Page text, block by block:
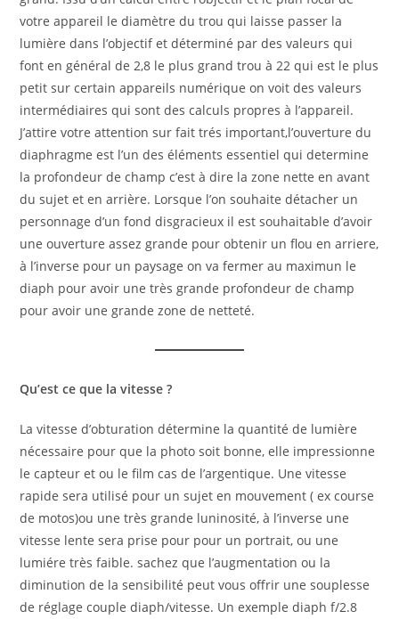
votre appareil le diamètre du trou qui laisse passer la
lumière dans l’objectif et déterminé par des valeurs qui
font en général de 2,8 le plus grand trou à 22 qui est le plus
petit sur certain appareils numérique on voit des valeurs
intermédiaires qui sont des calculs propres à l’appareil.
J’attire votre attention sur fait trés important,l’ouverture du
diaphragme est l’un des éléments essentiel qui determine
la profondeur de champ c’est à dire la zone nette en avant
du sujet et en arrière. Lorsque l’on souhaite détacher un
personnage d’un fond disgracieux il est souhaitable d’avoir
une ouverture assez grande pour obtenir un flou en arriere,
à l’inverse pour un paysage on va fermer au maximun le
diaph pour avoir une très grande profondeur de champ
pour avoir une grande zone de netteté.
Qu’est ce que la vitesse ?
La vitesse d’obturation détermine la quantité de lumière
nécessaire pour que la photo soit bonne, elle impressionne
le capteur et ou le film cas de l’argentique. Une vitesse
rapide sera utilisé pour un sujet en mouvement ( ex course
de motos)ou une très grande luninosité, à l’inverse une
vitesse lente sera prise pour pour un portrait, ou une
lumiére très faible. sachez que l’augmentation ou la
diminution de la sensibilité peut vous offrir une souplesse
de réglage couple diaph/vitesse. Un exemple diaph f/2.8